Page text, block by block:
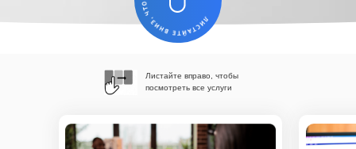
Листайте вправо, чтобы
посмотреть все услуги